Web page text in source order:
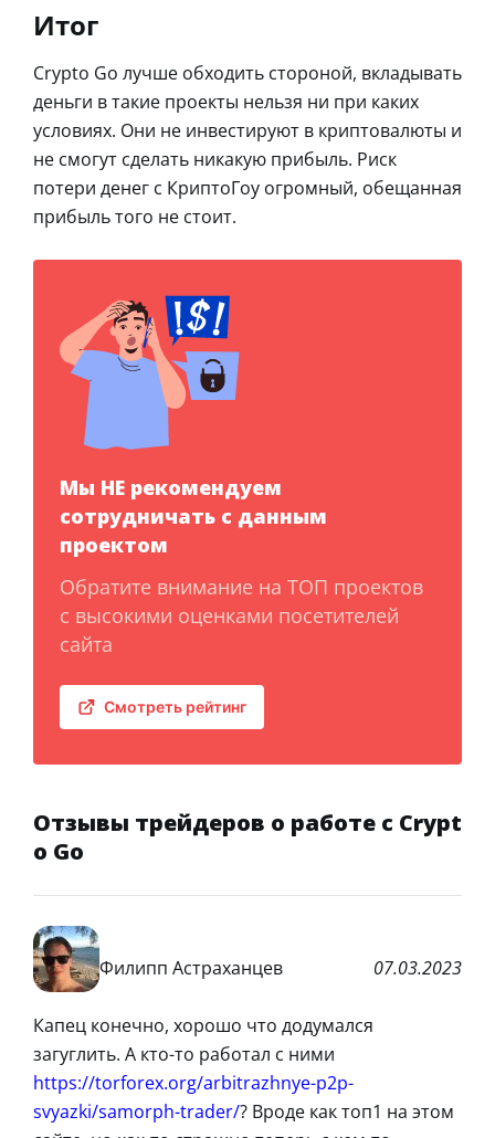
Итог
Crypto Go лучше обходить стороной, вкладывать
деньги в такие проекты нельзя ни при каких
условиях. Они не инвестируют в криптовалюты и
не смогут сделать никакую прибыль. Риск
потери денег с КриптоГоу огромный, обещанная
прибыль того не стоит.
Мы НЕ рекомендуем
сотрудничать с данным
проектом
Обратите внимание на ТОП проектов
с высокими оценками посетителей
сайта
Смотреть рейтинг
Отзывы трейдеров о работе с Crypt
o Go
Филипп Астраханцев 07.03.2023
Капец конечно, хорошо что додумался
загуглить. А кто-то работал с ними
https://torforex.org/arbitrazhnye-p2p-
svyazki/samorph-trader/? Вроде как топ1 на этом